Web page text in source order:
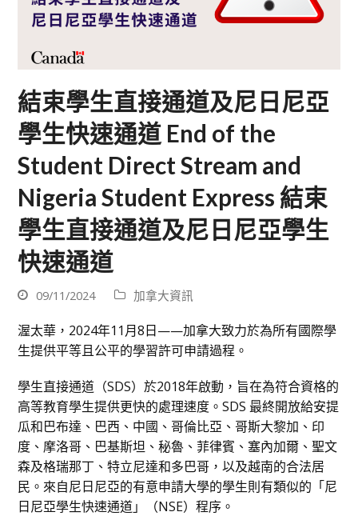
結束學生直接通道及尼日尼亞
學生快速通道 End of the
Student Direct Stream and
Nigeria Student Express 結束
學生直接通道及尼日尼亞學生
快速通道
09/11/2024 加拿大資訊
渥太華，2024年11月8日——加拿大致力於為所有國際學
生提供平等且公平的學習許可申請過程。
學生直接通道（SDS）於2018年啟動，旨在為符合資格的
高等教育學生提供更快的處理速度。SDS 最終開放給安提
瓜和巴布達、巴西、中國、哥倫比亞、哥斯大黎加、印
度、摩洛哥、巴基斯坦、秘魯、菲律賓、塞內加爾、聖文
森及格瑞那丁、特立尼達和多巴哥，以及越南的合法居
民。來自尼日尼亞的有意申請大學的學生則有類似的「尼
日尼亞學生快速通道」（NSE）程序。